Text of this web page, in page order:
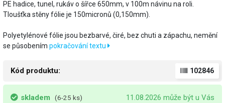
PE hadice, tunel, rukáv o šířce 650mm, v 100m návinu na roli.
Tloušťka stěny fólie je 150micronů (0,150mm).
​Polyetylénové fólie jsou bezbarvé, čiré, bez chuti a zápachu, nemění
se působením pokračování textu
Kód produktu: 102846
skladem (6-25 ks) 11.08.2026 může být u Vás